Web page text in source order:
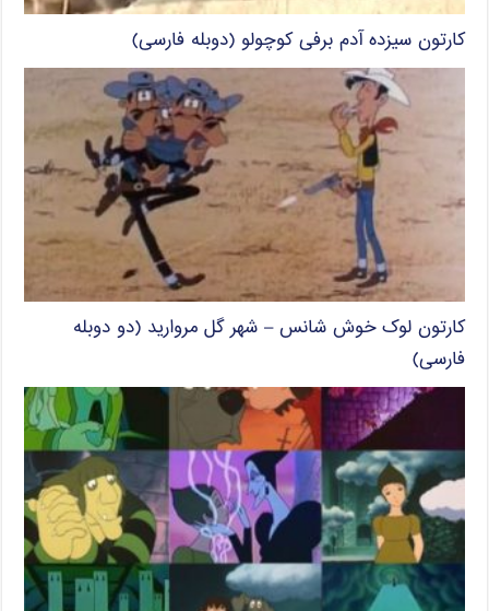
کارتون سیزده آدم برفی کوچولو (دوبله فارسی)
کارتون لوک خوش شانس – شهر گل مروارید (دو دوبله
فارسی)